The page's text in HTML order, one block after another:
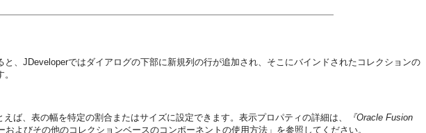
、JDeveloperではダイアログの下部に新規列の行が追加され、そこにバインドされたコレクションの
ば、表の幅を特定の割合またはサイズに設定できます。表示プロパティの詳細は、
『Oracle Fusion
およびその他のコレクションベースのコンポーネントの使用方法」を参照してください。